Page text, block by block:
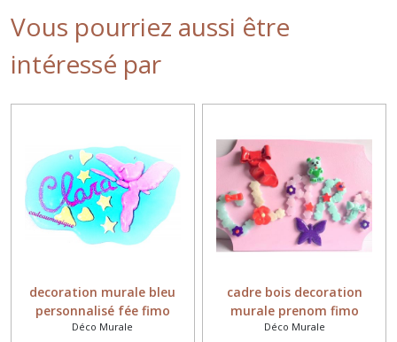
Vous pourriez aussi être
intéressé par
decoration murale bleu
personnalisé fée fimo
Déco Murale
cadre bois decoration
murale prenom fimo
Déco Murale